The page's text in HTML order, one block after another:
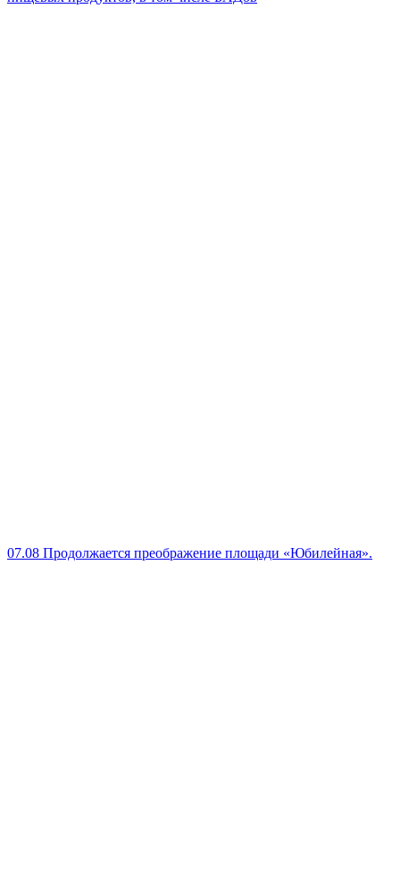
07.08 Продолжается преображение площади «Юбилейная».